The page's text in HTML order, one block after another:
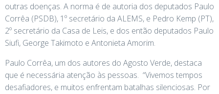
outras doenças. A norma é de autoria dos deputados Paulo
Corrêa (PSDB), 1º secretário da ALEMS, e Pedro Kemp (PT),
2º secretário da Casa de Leis, e dos então deputados Paulo
Siufi, George Takimoto e Antonieta Amorim.
Paulo Corrêa, um dos autores do Agosto Verde, destaca
que é necessária atenção às pessoas. “Vivemos tempos
desafiadores, e muitos enfrentam batalhas silenciosas. Por